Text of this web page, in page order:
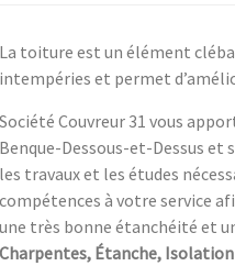
La toiture est un élément
intempéries et permet
Société Couvreur 31 vous
Benque-Dessous-et-Dessus
les travaux et les études
compétences à votre service
une très bonne étanchéité et
Charpentes, Étanche,